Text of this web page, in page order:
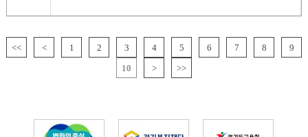
<< < 1 2 3 4 5 6 7 8
9
10
> >>